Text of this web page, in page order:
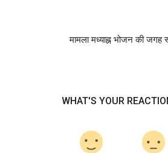
मामला मध्याह्न भोजन की
WHAT'S YOUR
शुभारंभ,...